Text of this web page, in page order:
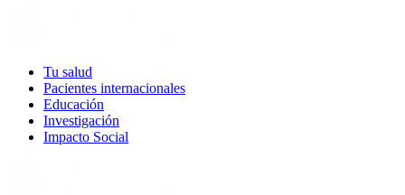
Tu salud
Pacientes internacionales
Educación
Investigación
Impacto Social